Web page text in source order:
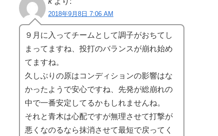
2018年9月8日 7:06 AM
９月に入ってチームとして調子がおちてし
まってますね、投打のバランスが崩れ始め
てますね。
久しぶりの原はコンディションの影響はな
かったようで安心ですね、先発が総崩れの
中で一番安定してるかもしれませんね。
それと青木は心配ですが無理させて打撃が
悪くなのるなら抹消させて最短で戻ってく